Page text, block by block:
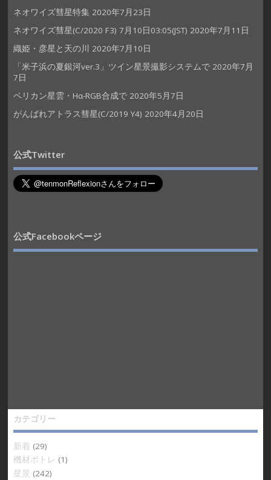
ネオワイズ彗星特集 2020年7月23日
ネオワイズ彗星(C/2020 F3) 7月10日03:05(JST) 2020年7月11日
織姫・彦星と天の川 2020年7月10日
「米子浜の夏銀河ver.3」ツイン星景撮影システムで 2020年7月
7日
ペリカン星雲・Hα-RGB合成で 2020年5月7日
がんばれアトラス彗星(C/2019 Y4) 2020年4月20日
公式Twitter
公式Facebookページ
カテゴリー
新着 (29)
機材ポトレ (1)
星景 (242)